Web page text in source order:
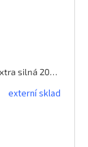
Plachta PE nepromokavá extra silná 200g/m2, 2x3m, EXTOL PERMIUM
externí sklad